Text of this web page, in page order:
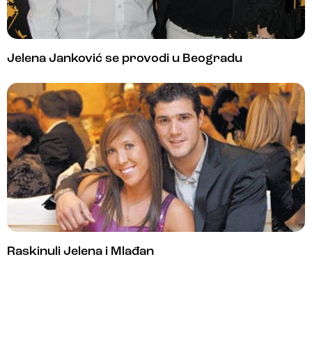
Jelena Janković se provodi u Beogradu
Raskinuli Jelena i Mlađan